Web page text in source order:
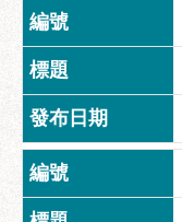
合
發
包
中
心
獎
勵
補